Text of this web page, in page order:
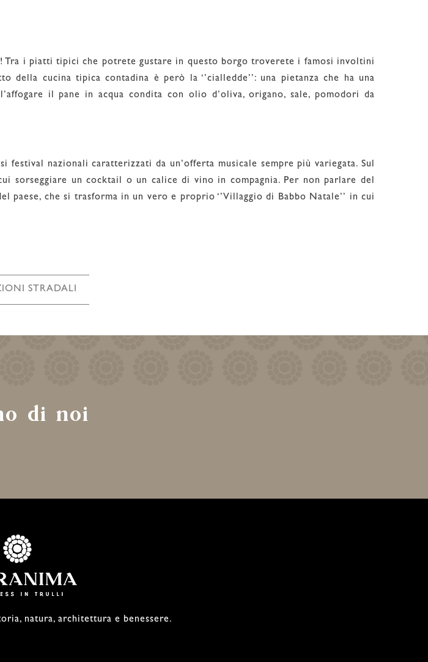
Tra i piatti tipici che potrete gustare in questo borgo troverete i famosi involtini
della cucina tipica contadina è però la ‘’cialledde’’: una pietanza che ha una
il pane in acqua condita con olio d’oliva, origano, sale, pomodori da
nazionali caratterizzati da un’offerta musicale sempre più variegata. Sul
sorseggiare un cocktail o un calice di vino in compagnia. Per non parlare del
che si trasforma in un vero e proprio ‘’Villaggio di Babbo Natale’’ in cui
STRADALI
di noi
natura, architettura e benessere.